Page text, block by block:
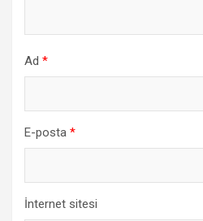
Ad *
E-posta *
İnternet sitesi